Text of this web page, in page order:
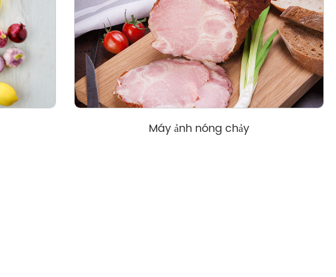
Máy ảnh nóng chảy